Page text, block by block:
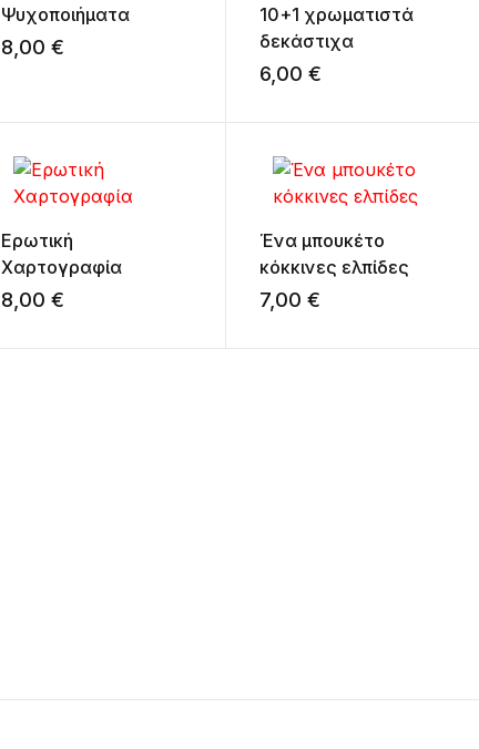
Ψυχοποιήματα
8,00 €
10+1 χρωματιστά
δεκάστιχα
6,00€
Ερωτική
Χαρτογραφία
8,00 €
Ένα μπουκέτο
κόκκινες ελπίδες
7,00€